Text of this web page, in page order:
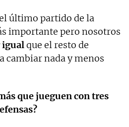
último partido de la
importante pero nosotros
igualque el resto de
cambiar nada y menos
que jueguen con tres